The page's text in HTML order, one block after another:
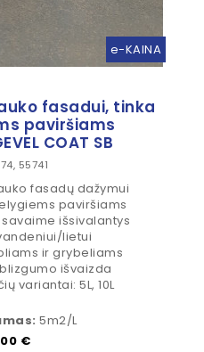
e-KAINA
fasadui, tinka
paviršiams
COAT SB
55741
fasadų dažymui
paviršiams
išsivalantys
lietui
ir grybeliams
išvaizda
variantai: 5L, 10L
5m2/L
€